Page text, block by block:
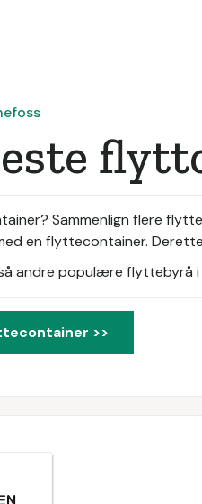
Sammenlign flere
en flyttecontainer.
andre populære flyttebyrå
>>